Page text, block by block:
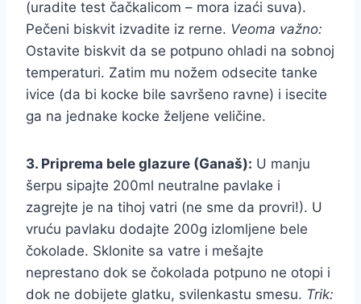
(uradite test čačkalicom – mora izaći suva).
Pečeni biskvit izvadite iz rerne. Veoma važno:
Ostavite biskvit da se potpuno ohladi na sobnoj
temperaturi. Zatim mu nožem odsecite tanke
ivice (da bi kocke bile savršeno ravne) i isecite
ga na jednake kocke željene veličine.
3. Priprema bele glazure (Ganaš): U manju
šerpu sipajte 200ml neutralne pavlake i
zagrejte je na tihoj vatri (ne sme da provri!). U
vruću pavlaku dodajte 200g izlomljene bele
čokolade. Sklonite sa vatre i mešajte
neprestano dok se čokolada potpuno ne otopi i
dok ne dobijete glatku, svilenkastu smesu. Trik: